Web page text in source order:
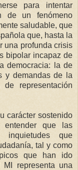
para intentar
de un fenómeno
saludable, que
que, hasta la
una profunda crisis
bipolar incapaz de
democracia: la de
y demandas de la
representación
carácter sostenido
entender que las
inquietudes que
tal y como
que han ido
representa una